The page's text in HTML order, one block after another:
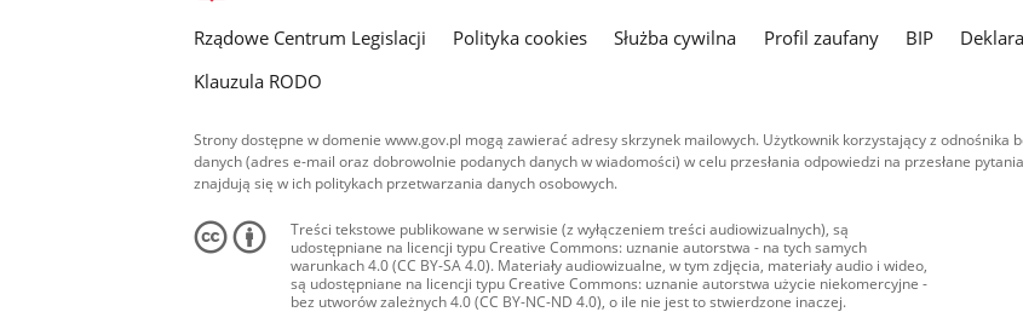
Rządowe Centrum Legislacji Polityka cookies Służba cywilna Profil zaufany BIP
Klauzula RODO
Strony dostępne w domenie www.gov.pl mogą zawierać adresy skrzynek mailowych. Użytkownik korzystający z
danych (adres e-mail oraz dobrowolnie podanych danych w wiadomości) w celu przesłania odpowiedzi na przesłane
znajdują się w ich politykach przetwarzania danych osobowych.
Treści tekstowe publikowane w serwisie (z wyłączeniem treści audiowizualnych), są
udostępniane na licencji typu Creative Commons: uznanie autorstwa - na tych samych
warunkach 4.0 (CC BY-SA 4.0). Materiały audiowizualne, w tym zdjęcia, materiały audio i wideo,
są udostępniane na licencji typu Creative Commons: uznanie autorstwa użycie niekomercyjne -
bez utworów zależnych 4.0 (CC BY-NC-ND 4.0), o ile nie jest to stwierdzone inaczej.